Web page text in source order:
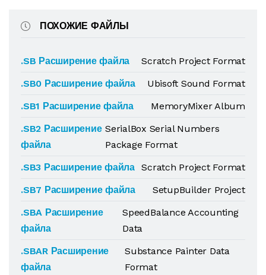
ПОХОЖИЕ ФАЙЛЫ
.SB Расширение файла
Scratch Project Format
.SB0 Расширение файла
Ubisoft Sound Format
.SB1 Расширение файла
MemoryMixer Album
.SB2 Расширение
файла
SerialBox Serial Numbers
Package Format
.SB3 Расширение файла Scratch Project Format
.SB7 Расширение файла
SetupBuilder Project
.SBA Расширение
файла
SpeedBalance Accounting
Data
.SBAR Расширение
файла
Substance Painter Data
Format